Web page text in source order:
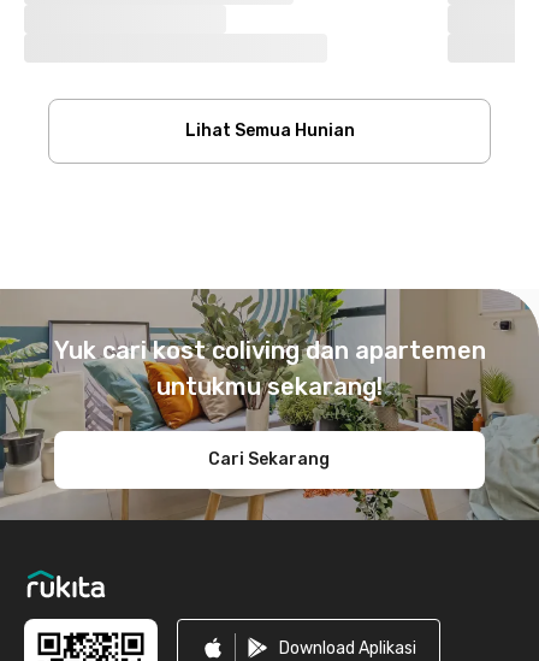
Lihat Semua Hunian
Yuk cari kost coliving dan apartemen
untukmu sekarang!
Cari Sekarang
Download Aplikasi